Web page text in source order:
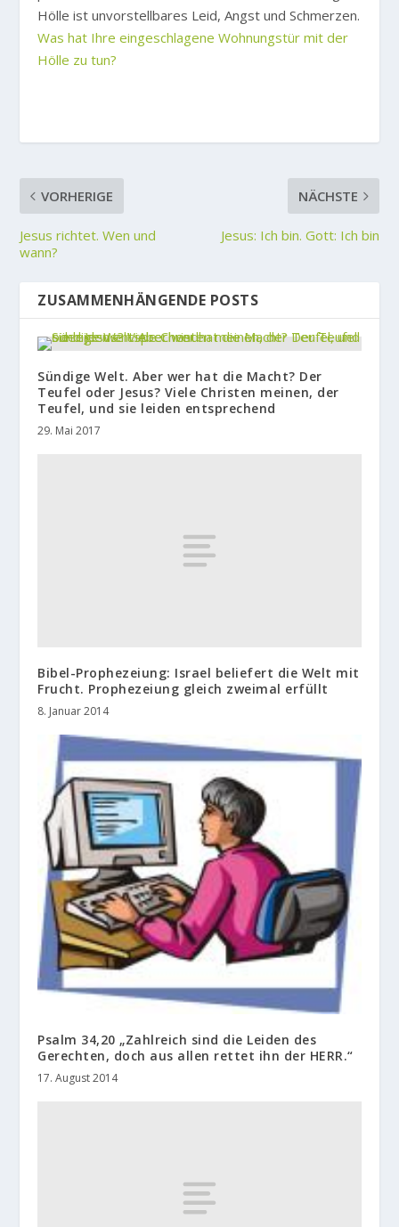
Hölle ist unvorstellbares Leid, Angst und Schmerzen.
Was hat Ihre eingeschlagene Wohnungstür mit der
Hölle zu tun?
VORHERIGE
Jesus richtet. Wen und
wann?
NÄCHSTE
Jesus: Ich bin. Gott: Ich bin
ZUSAMMENHÄNGENDE POSTS
Sündige Welt. Aber wer hat die Macht? Der
Teufel oder Jesus? Viele Christen meinen, der
Teufel, und sie leiden entsprechend
29. Mai 2017
Bibel-Prophezeiung: Israel beliefert die Welt mit
Frucht. Prophezeiung gleich zweimal erfüllt
8. Januar 2014
Psalm 34,20 „Zahlreich sind die Leiden des
Gerechten, doch aus allen rettet ihn der HERR.“
17. August 2014